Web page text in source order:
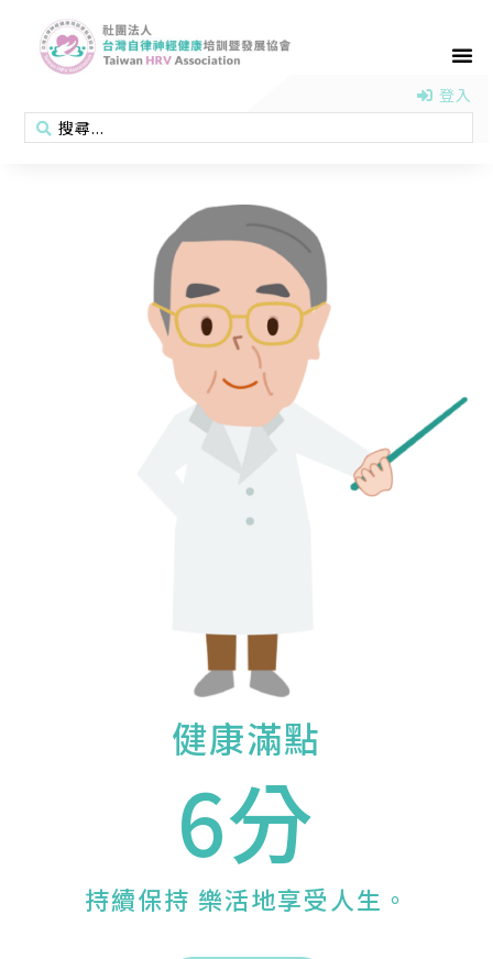
登入
健康滿點
6分
持續保持 樂活地享受人生。